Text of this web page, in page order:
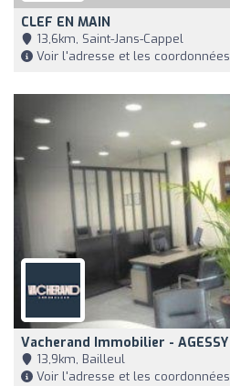
CLEF EN MAIN
13,6km, Saint-Jans-Cappel
Voir l'adresse et les coordonnées
Vacherand Immobilier - AGESSY
13,9km, Bailleul
Voir l'adresse et les coordonnées